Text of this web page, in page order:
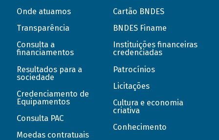
Onde atuamos
Transparência
Consulta a
financiamentos
Resultados para a
sociedade
Credenciamento de
Equipamentos
Consulta PAC
Moedas contratuais
Cartão BNDES
BNDES Finame
Instituições financeiras
credenciadas
Patrocínios
Licitações
Cultura e economia
criativa
Conhecimento